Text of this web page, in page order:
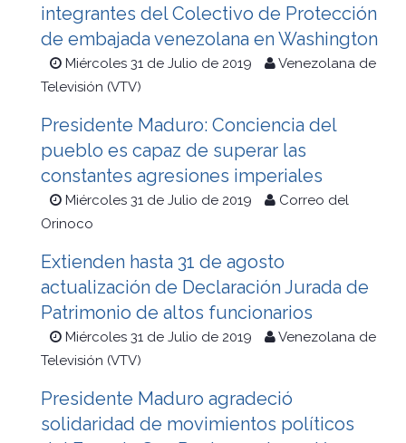
integrantes del Colectivo de Protección
de embajada venezolana en Washington
Miércoles 31 de Julio de 2019
Venezolana de
Televisión (VTV)
Presidente Maduro: Conciencia del
pueblo es capaz de superar las
constantes agresiones imperiales
Miércoles 31 de Julio de 2019
Correo del
Orinoco
Extienden hasta 31 de agosto
actualización de Declaración Jurada de
Patrimonio de altos funcionarios
Miércoles 31 de Julio de 2019
Venezolana de
Televisión (VTV)
Presidente Maduro agradeció
solidaridad de movimientos políticos